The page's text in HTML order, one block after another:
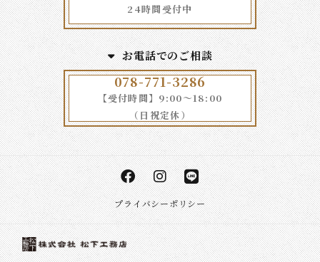
24時間受付中
お電話でのご相談
078-771-3286
【受付時間】9:00～18:00
（日祝定休）
プライバシーポリシー